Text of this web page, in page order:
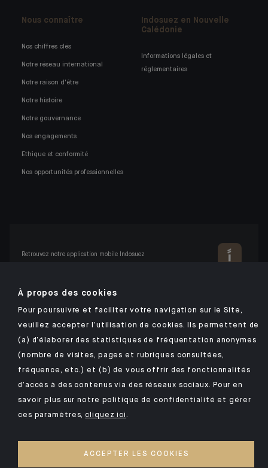
Nous connaître
Nos chiffres clés
Notre réseau international
Notre raison d'être
Notre histoire
Notre gouvernance
Nos engagements
Ethique et conformité
Nos opportunités professionnelles
Indosuez en Nouvelle
Calédonie
Informations légales et
réglementaires
Retrouvez notre application mobile Indosuez
MENTIONS LÉGALES
DONNÉES PERSONNELLES
COOKIES
ACCESSIBILITÉ : NON CONFORME
À propos des cookies
Pour poursuivre et faciliter votre navigation sur le Site,
veuillez accepter l’utilisation de cookies. Ils permettent de
(a) d’élaborer des statistiques de fréquentation anonymes
(nombre de visites, pages et rubriques consultées,
fréquence, etc.) et (b) de vous offrir des fonctionnalités
d’accès à des contenus via des réseaux sociaux. Pour en
savoir plus sur notre politique de confidentialité et gérer
ces paramètres,cliquez ici.
ACCEPTER LES COOKIES